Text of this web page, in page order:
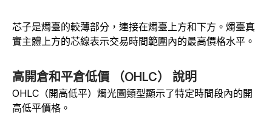
芯子是燭臺的較薄部分，連接在燭臺上方和下方。燭臺真
實主體上方的芯線表示交易時間範圍內的最高價格水平。
高開倉和平倉低價 （OHLC） 說明
OHLC（開高低平）燭光圖類型顯示了特定時間段內的開
高低平價格。